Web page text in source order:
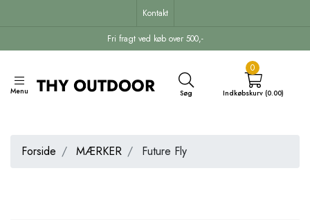
Fri fragt ved køb over 500,-
Kontakt
Menu Søg
0
Indkøbskurv (0.00)
Forside MÆRKER Future Fly